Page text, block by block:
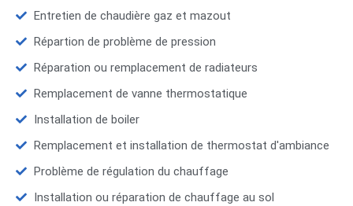
Entretien de chaudière gaz et mazout
Répartion de problème de pression
Réparation ou remplacement de radiateurs
Remplacement de vanne thermostatique
Installation de boiler
Remplacement et installation de thermostat d'ambiance
Problème de régulation du chauffage
Installation ou réparation de chauffage au sol